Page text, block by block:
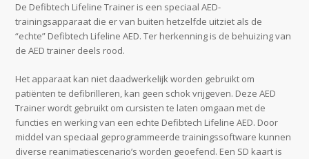
De Defibtech Lifeline Trainer is een speciaal AED-
trainingsapparaat die er van buiten hetzelfde uitziet als de
“echte” Defibtech Lifeline AED. Ter herkenning is de behuizing van
de AED trainer deels rood.
Het apparaat kan niet daadwerkelijk worden gebruikt om
patiënten te defibrilleren, kan geen schok vrijgeven. Deze AED
Trainer wordt gebruikt om cursisten te laten omgaan met de
functies en werking van een echte Defibtech Lifeline AED. Door
middel van speciaal geprogrammeerde trainingssoftware kunnen
diverse reanimatiescenario’s worden geoefend. Een SD kaart is